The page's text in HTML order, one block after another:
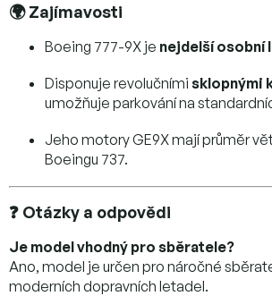
🌍 Zajímavosti
Boeing 777-9X je nejdelší osobní
Disponuje revolučními sklopnými
umožňuje parkování na
Jeho motory GE9X mají průměr
Boeingu 737.
❓ Otázky a odpovědi
Je model vhodný pro sběratele?
Ano, model je určen pro náročné
moderních dopravních letadel.